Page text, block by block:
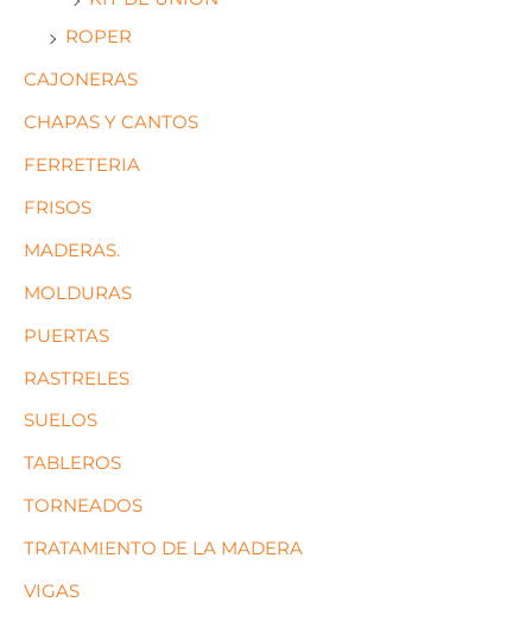
ROPER
CAJONERAS
CHAPAS Y CANTOS
FERRETERIA
FRISOS
MADERAS.
MOLDURAS
PUERTAS
RASTRELES
SUELOS
TABLEROS
TORNEADOS
TRATAMIENTO DE LA MADERA
VIGAS